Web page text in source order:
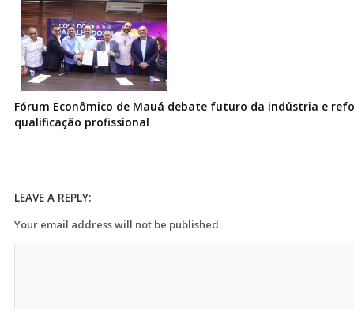
Fórum Econômico de Mauá debate futuro da indústria e
qualificação profissional
LEAVE A REPLY:
Your email address will not be published.